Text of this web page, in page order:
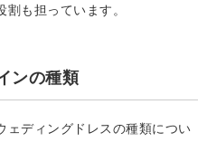
も担っています。
ンの種類
ェディングドレスの種類につい